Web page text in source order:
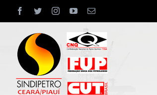
to
content
facebook
twitterinstagram
youtubeEmail